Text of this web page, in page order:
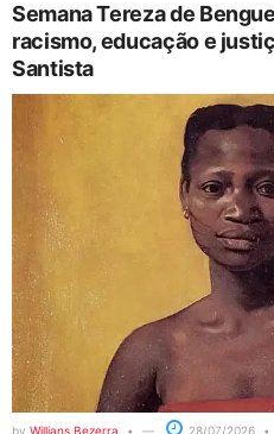
Semana Tereza de
racismo, educação e
Santista
by Willians Bezerra 28/07/2026